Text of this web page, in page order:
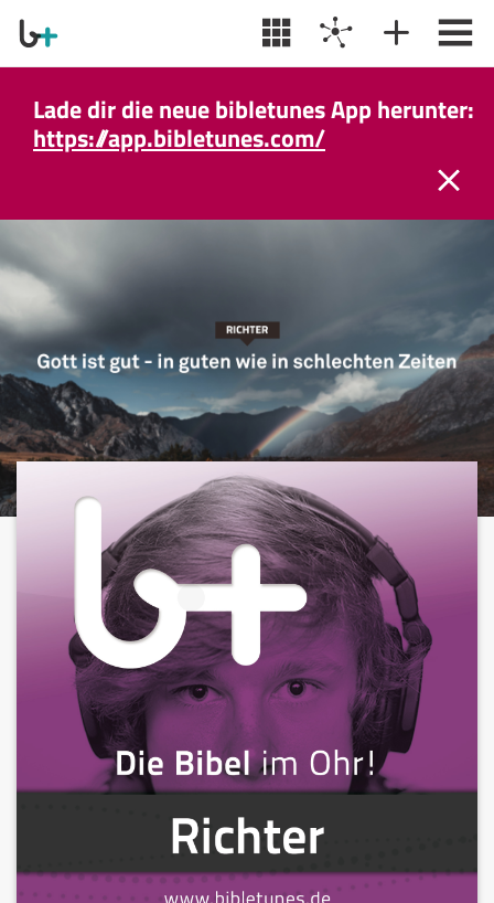
Lade dir die neue bibletunes App herunter:
https://app.bibletunes.com/